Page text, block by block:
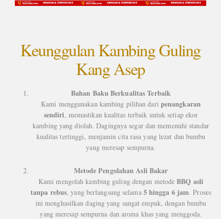
Keunggulan Kambing Guling
Kang Asep
Bahan Baku Berkualitas Terbaik
Kami menggunakan kambing pilihan dari penangkaran
sendiri, memastikan kualitas terbaik untuk setiap ekor
kambing yang diolah. Dagingnya segar dan memenuhi standar
kualitas tertinggi, menjamin cita rasa yang lezat dan bumbu
yang meresap sempurna.
Metode Pengolahan Asli Bakar
Kami mengolah kambing guling dengan metodeBBQ asli
tanpa rebus, yang berlangsung selama 5 hingga 6 jam. Proses
ini menghasilkan daging yang sangat empuk, dengan bumbu
yang meresap sempurna dan aroma khas yang menggoda.